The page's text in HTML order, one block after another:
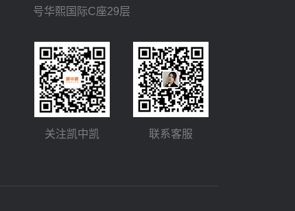
号华熙国际C座29层
关注凯中凯 联系客服